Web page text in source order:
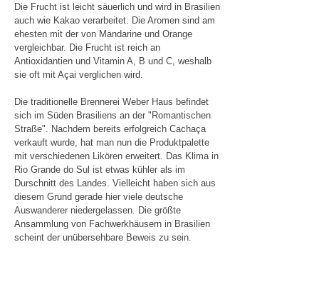
Die Frucht ist leicht säuerlich und wird in Brasilien
auch wie Kakao verarbeitet. Die Aromen sind am
ehesten mit der von Mandarine und Orange
vergleichbar. Die Frucht ist reich an
Antioxidantien und Vitamin A, B und C, weshalb
sie oft mit Açai verglichen wird.
Die traditionelle Brennerei Weber Haus befindet
sich im Süden Brasiliens an der "Romantischen
Straße". Nachdem bereits erfolgreich Cachaça
verkauft wurde, hat man nun die Produktpalette
mit verschiedenen Likören erweitert. Das Klima in
Rio Grande do Sul ist etwas kühler als im
Durschnitt des Landes. Vielleicht haben sich aus
diesem Grund gerade hier viele deutsche
Auswanderer niedergelassen. Die größte
Ansammlung von Fachwerkhäusern in Brasilien
scheint der unübersehbare Beweis zu sein.